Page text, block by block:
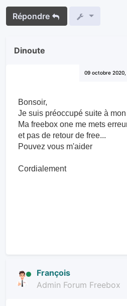
Répondre
Dinoute
09 octobre 2020,
Bonsoir,
Je suis préoccupé suite à
Ma freebox one me mets
et pas de retour de free...
Pouvez vous m'aider
Cordialement
François
Admin Forum Freebox